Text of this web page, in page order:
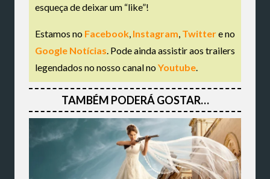
esqueça de deixar um “like”!
Estamos no Facebook Instagram Twittere no
Google Notícias . Pode ainda assistir aos trailers
legendados no nosso canal noYoutube
TAMBÉM PODERÁ GOSTAR…